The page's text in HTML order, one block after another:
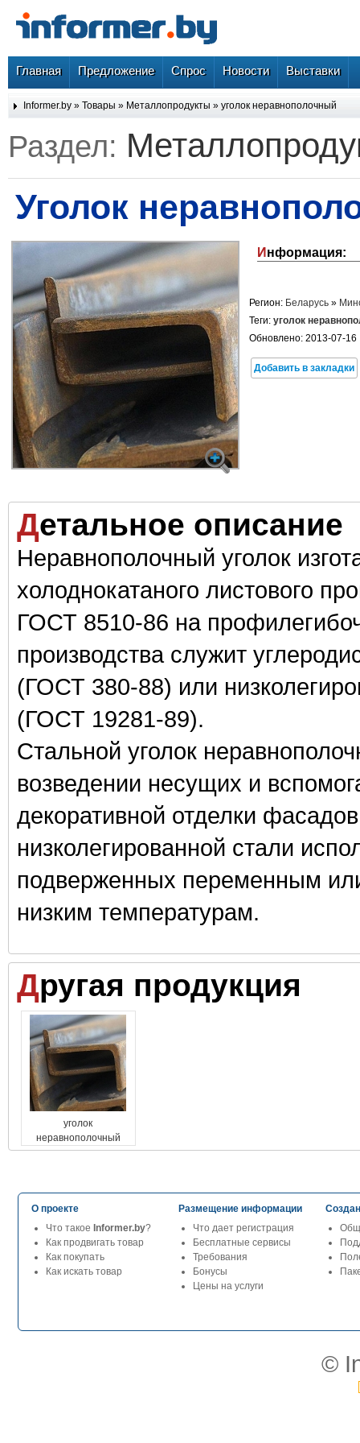
Главная Предложение Спрос Новости Выставки
Informer.by » Товары » Металлопродукты » уголок неравнополочный
Раздел:
уголок
Информация:
Регион: Беларусь »
Теги: уголок
Обновлено: 2013-07-16
Детальное описание
Неравнополочный уголок
холоднокатаного листового
ГОСТ 8510-86 на
производства служит
(ГОСТ 380-88) или
(ГОСТ 19281-89).
Стальной уголок
возведении несущих и
декоративной отделки
низколегированной стали
подверженных переменным
низким температурам.
Другая продукция
уголок
неравнополочный
О проекте
Что такое Informer.by?
Как продвигать товар
Как покупать
Как искать товар
Размещение информации
Что дает регистрация
Бесплатные сервисы
Требования
Бонусы
Цены на услуги
©